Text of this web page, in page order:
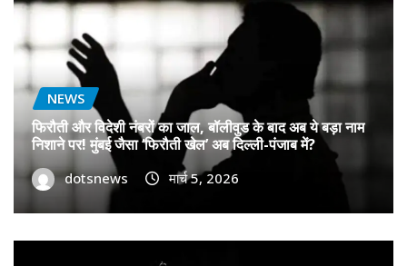
NEWS
फिरौती और विदेशी नंबरों का जाल, बॉलीवुड के बाद अब ये बड़ा नाम
निशाने पर! मुंबई जैसा ‘फिरौती खेल’ अब दिल्ली-पंजाब में?
dotsnews मार्च 5, 2026